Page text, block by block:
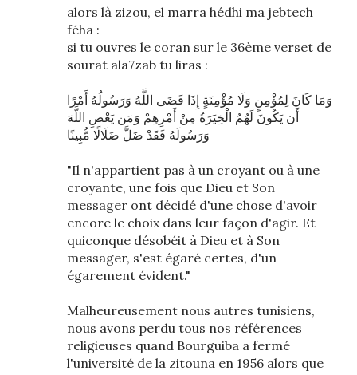
alors là zizou, el marra hédhi ma jebtech
féha :
si tu ouvres le coran sur le 36ème verset de
sourat ala7zab tu liras :
وَمَا كَانَ لِمُؤْمِنٍ وَلَا مُؤْمِنَةٍ إِذَا قَضَى اللَّهُ وَرَسُولُهُ أَمْرًا
أَن يَكُونَ لَهُمُ الْخِيَرَةُ مِنْ أَمْرِهِمْ وَمَن يَعْصِ اللَّهَ
وَرَسُولَهُ فَقَدْ ضَلَّ ضَلَالًا مُّبِينًا
"Il n'appartient pas à un croyant ou à une
croyante, une fois que Dieu et Son
messager ont décidé d'une chose d'avoir
encore le choix dans leur façon d'agir. Et
quiconque désobéit à Dieu et à Son
messager, s'est égaré certes, d'un
égarement évident."
Malheureusement nous autres tunisiens,
nous avons perdu tous nos références
religieuses quand Bourguiba a fermé
l'université de la zitouna en 1956 alors que